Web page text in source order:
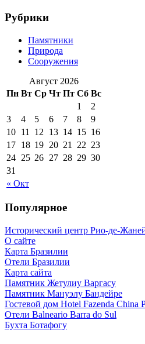
Рубрики
Памятники
Природа
Сооружения
Август 2026
Пн Вт Ср Чт Пт Сб Вс
« Окт
1
2
3
4 5 6 7 8
9
10 11 12 13 14 15 16
17 18 19 20 21 22 23
24 25 26 27 28 29 30
31
Популярное
Исторический центр Рио-де-
О сайте
Карта Бразилии
Отели Бразилии
Карта сайта
Памятник Жетулиу Варгасу
Памятник Мануэлу Бандейре
Гостевой дом Hotel Fazenda China
Отели Balneario Barra do Sul
Бухта Ботафогу